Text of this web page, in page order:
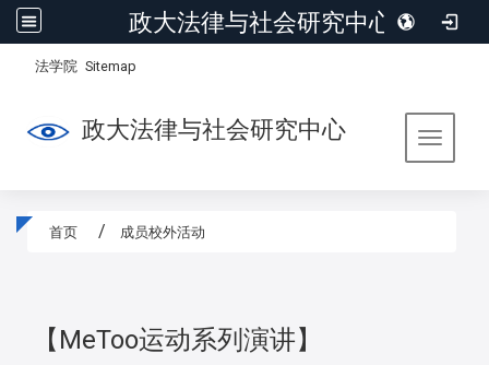
政大法律与社会研究中心
法学院 Sitemap
Toggle
政大法律与社会研究中心
首页 成员校外活动
【MeToo运动系列演讲】